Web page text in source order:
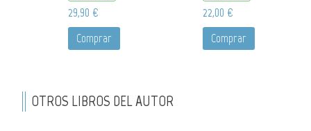
29,90 €
Comprar
22,00 €
Comprar
OTROS LIBROS DEL AUTOR